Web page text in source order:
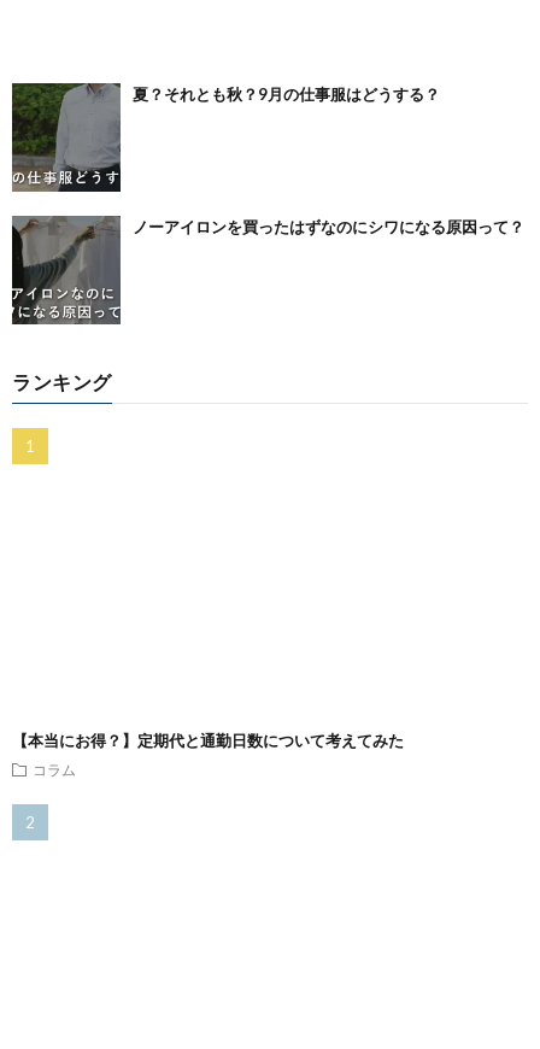
夏？それとも秋？9月の仕事服はどうする？
ノーアイロンを買ったはずなのにシワになる原因って？
ランキング
【本当にお得？】定期代と通勤日数について考えてみた
コラム